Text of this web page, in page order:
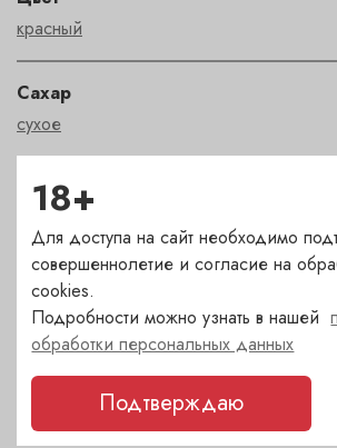
красный
Сахар
сухое
Страна
Италия
Сорт
санджовезе
Регион
18+
Для доступа на сайт необходимо
совершеннолетие и согласие на
cookies.
Подробности можно узнать в нашей
обработки персональных данных
Подтверждаю